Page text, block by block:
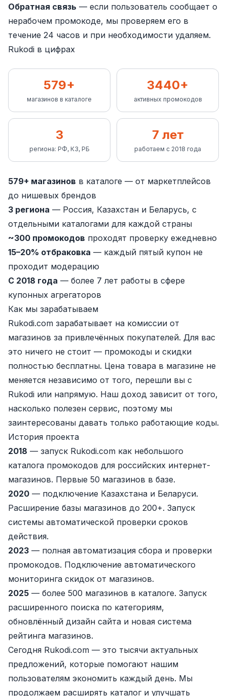
Обратная связь — если пользователь сообщает о
нерабочем промокоде, мы проверяем его в
течение 24 часов и при необходимости удаляем.
Rukodi в цифрах
579+
магазинов в каталоге
3440+
активных промокодов
3
региона: РФ, КЗ, РБ
7 лет
работаем с 2018 года
579+ магазинов в каталоге — от маркетплейсов
до нишевых брендов
3 региона — Россия, Казахстан и Беларусь, с
отдельными каталогами для каждой страны
~300 промокодов проходят проверку ежедневно
15–20% отбраковка — каждый пятый купон не
проходит модерацию
С 2018 года — более 7 лет работы в сфере
купонных агрегаторов
Как мы зарабатываем
Rukodi.com зарабатывает на комиссии от
магазинов за привлечённых покупателей. Для вас
это ничего не стоит — промокоды и скидки
полностью бесплатны. Цена товара в магазине не
меняется независимо от того, перешли вы с
Rukodi или напрямую. Наш доход зависит от того,
насколько полезен сервис, поэтому мы
заинтересованы давать только работающие коды.
История проекта
2018 — запуск Rukodi.com как небольшого
каталога промокодов для российских интернет-
магазинов. Первые 50 магазинов в базе.
2020 — подключение Казахстана и Беларуси.
Расширение базы магазинов до 200+. Запуск
системы автоматической проверки сроков
действия.
2023 — полная автоматизация сбора и проверки
промокодов. Подключение автоматического
мониторинга скидок от магазинов.
2025 — более 500 магазинов в каталоге. Запуск
расширенного поиска по категориям,
обновлённый дизайн сайта и новая система
рейтинга магазинов.
Сегодня Rukodi.com — это тысячи актуальных
предложений, которые помогают нашим
пользователям экономить каждый день. Мы
продолжаем расширять каталог и улучшать